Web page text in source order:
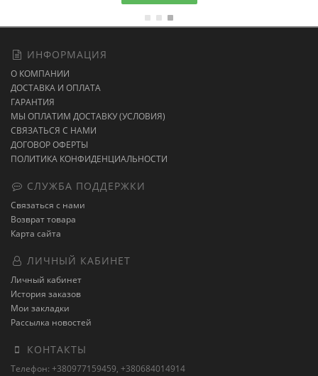
ИНФОРМАЦИЯ
О КОМПАНИИ
ДОСТАВКА И ОПЛАТА
ГАРАНТИЯ
МЫ ОПЛАТИМ ДОСТАВКУ (УСЛОВИЯ)
СВЯЗАТЬСЯ С НАМИ
ДОГОВОР ОФЕРТЫ
ПОЛИТИКА КОНФИДЕНЦИАЛЬНОСТИ
СЛУЖБА ПОДДЕРЖКИ
Связаться с нами
Возврат товара
Карта сайта
ЛИЧНЫЙ КАБИНЕТ
Личный кабинет
История заказов
Мои закладки
Рассылка новостей
КОНТАКТЫ
Телефон: +380977159459, +380684014914